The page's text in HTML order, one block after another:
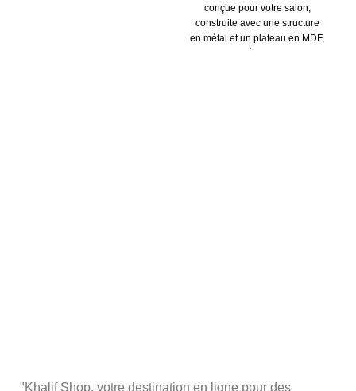
conçue pour votre salon,
construite avec une structure
en métal et un plateau en MDF,
"Khalif Shop, votre destination en ligne pour des